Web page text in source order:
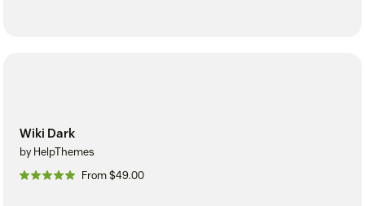
Wiki Dark
by HelpThemes
From $49.00